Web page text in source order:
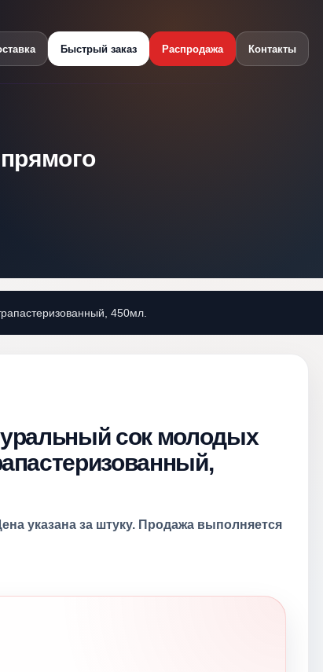
Быстрый заказ Распродажа Контакты
450мл.
сок молодых
указана за штуку. Продажа выполняется